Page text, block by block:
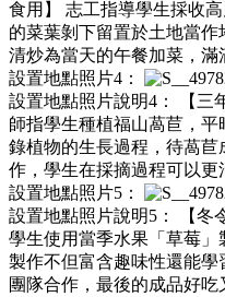
食用】 志工指導學生採收
的菜葉剝下留置於土地當
清炒為當天的午餐加菜，滿
設置地點照片4：
設置地點照片說明4：
【
師指學生種植福山萵苣，
錄植物的生長過程，待萵
作，學生在採摘過程可以更
設置地點照片5：
設置地點照片說明5：
【
學生使用當季水果「草莓
製作不但富含趣味性還能
團隊合作，最後的成品好吃